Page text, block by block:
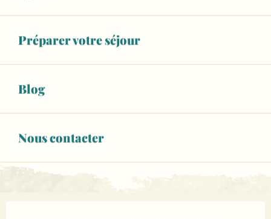
Préparer votre séjour
Blog
Nous contacter
WiFi
+ 4 autre(s) prestation(s)